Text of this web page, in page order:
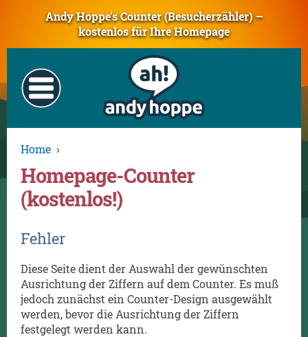
Andy Hoppe’s Counter (Besucherzähler) –
kostenlos für Ihre Homepage
Home ›
Homepage-Counter
(kostenlos!)
Fehler
Diese Seite dient der Auswahl der gewünschten
Ausrichtung der Ziffern auf dem Counter. Es muß
jedoch zunächst ein Counter-Design ausgewählt
werden, bevor die Ausrichtung der Ziffern
festgelegt werden kann.